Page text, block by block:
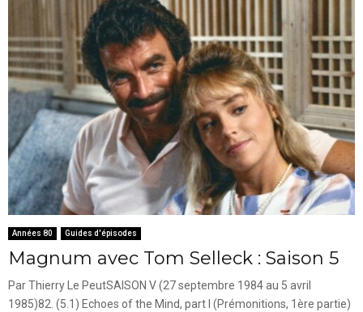
Années 80 Guides d'épisodes
Magnum avec Tom Selleck : Saison 5
Par Thierry Le PeutSAISON V (27 septembre 1984 au 5 avril
1985)82. (5.1) Echoes of the Mind, part I (Prémonitions, 1ère partie)